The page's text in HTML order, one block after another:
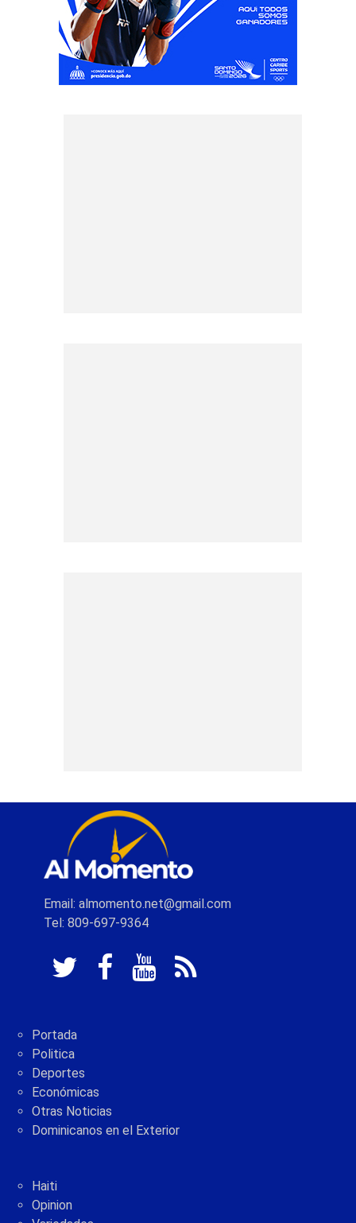
Email: almomento.net@gmail.com
Tel: 809-697-9364
Portada
Politica
Deportes
Económicas
Otras Noticias
Dominicanos en el Exterior
Haiti
Opinion